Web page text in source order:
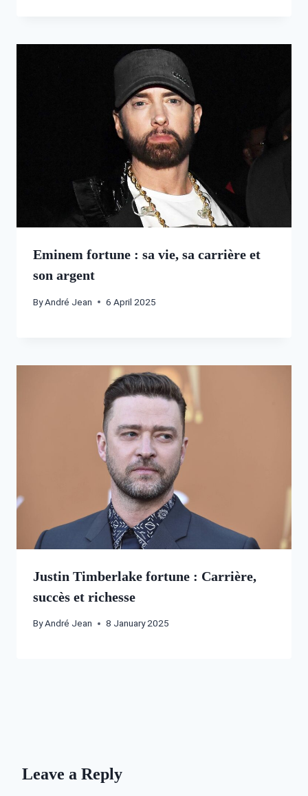
Eminem fortune : sa vie, sa carrière et
son argent
ByAndré Jean 6 April 2025
Justin Timberlake fortune : Carrière,
succès et richesse
ByAndré Jean 8 January 2025
Leave a Reply